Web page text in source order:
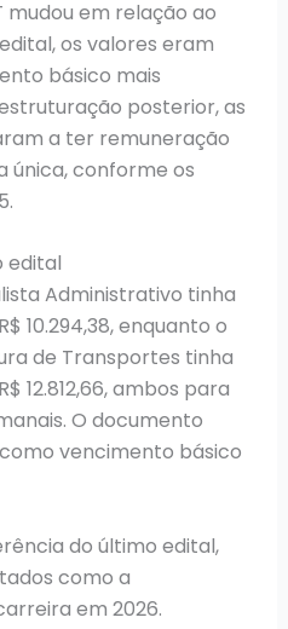
mudou em relação ao
os valores eram
básico mais
posterior, as
a ter remuneração
única, conforme os
edital
Administrativo tinha
10.294,38, enquanto o
de Transportes tinha
12.812,66, ambos para
O documento
vencimento básico
do último edital,
como a
em 2026.